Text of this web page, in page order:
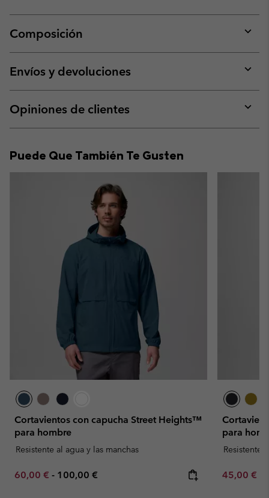
Composición
or
Envíos y devoluciones
or
Opiniones de clientes
or
Puede Que También Te Gusten
Cortavientos con capucha Street Heights™
para hombre
Resistente al agua y las manchas
Minimum sale price:
60,00 € - Maximum price:
100,00 €
para
Resistente
Minimum
45,00 €